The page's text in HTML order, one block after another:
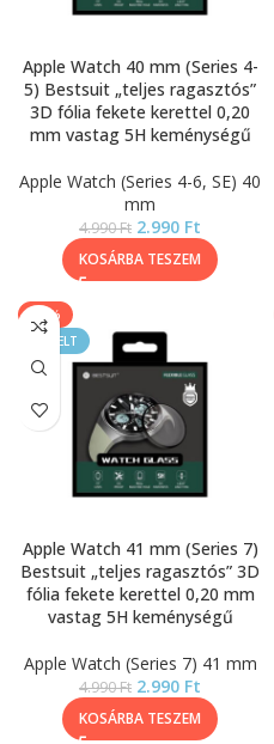
Apple Watch 40 mm (Series 4-
5) Bestsuit „teljes ragasztós”
3D fólia fekete kerettel 0,20
mm vastag 5H keménységű
Apple Watch (Series 4-6, SE) 40
mm
4.990Ft 2.990 Ft
KOSÁRBA TESZEM
-40%
KIEMELT
Apple Watch 41 mm (Series 7)
Bestsuit „teljes ragasztós” 3D
fólia fekete kerettel 0,20 mm
vastag 5H keménységű
Apple Watch (Series 7) 41 mm
4.990Ft 2.990 Ft
KOSÁRBA TESZEM